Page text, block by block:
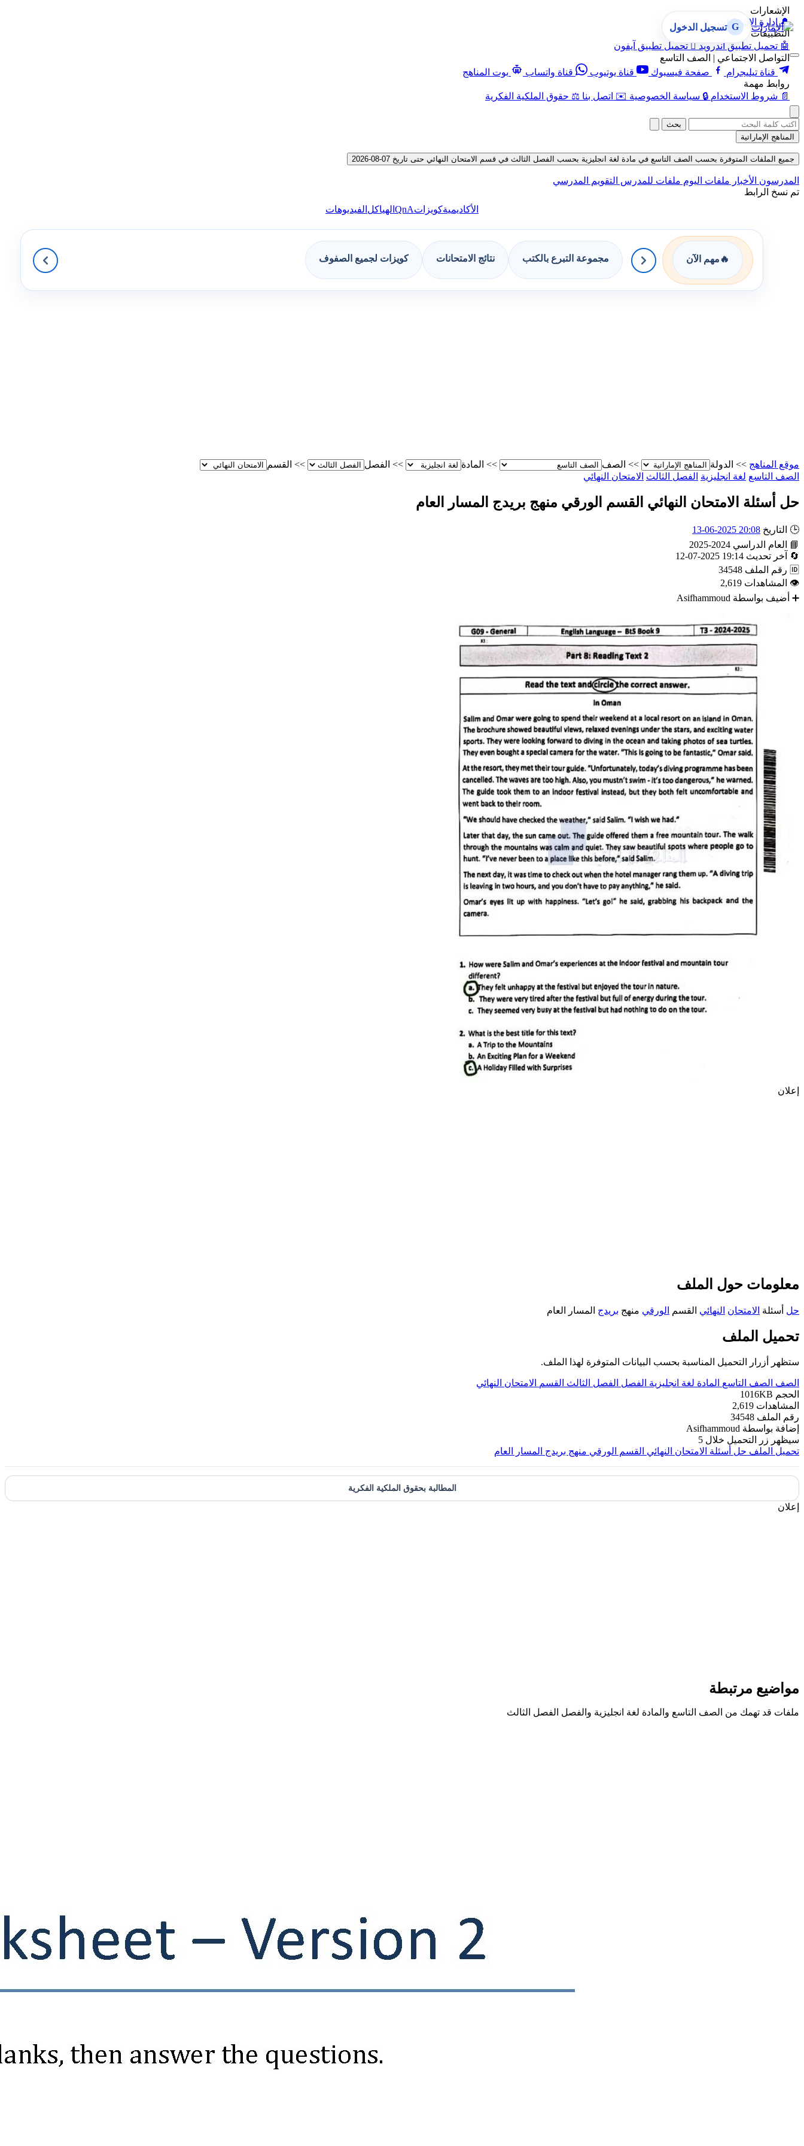
الإشعارات
🔔 إدارة الإشعارات
التطبيقات
🤖 تحميل تطبيق أندرويد  تحميل تطبيق آيفون
التواصل الاجتماعي | الصف التاسع
قناة تيليجرام
صفحة فيسبوك قناة يوتيوب قناة واتساب
بوت المناهج
روابط مهمة
📄 شروط الاستخدام 🔒 سياسة الخصوصية ✉️ اتصل بنا ⚖️ حقوق الملكية الفكرية
G تسجيل الدخول
بحث
المناهج الإماراتية
جميع الملفات المتوفرة بحسب الصف التاسع في مادة لغة انجليزية بحسب الفصل الثالث في قسم الامتحان النهائي حتى تاريخ 07-08-2026
المدرسون الأخبار ملفات اليوم ملفات للمدرس التقويم المدرسي
تم نسخ الرابط
الأكاديميةكويزاتQnA الهياكل الفيديوهات
🔥 مهم الآن مجموعة التبرع بالكتب نتائج الامتحانات كويزات لجميع الصفوف
موقع المناهج >> الدولة >> الصف >> المادة >> الفصل >> القسم
الصف التاسع لغة انجليزية الفصل الثالث الامتحان النهائي
حل أسئلة الامتحان النهائي القسم الورقي منهج بريدج المسار العام
🕒 التاريخ 20:08 2025-06-13
📘
العام الدراسي 2024-2025
🔄
آخر تحديث 19:14 2025-07-12
🆔 رقم الملف 34548
👁 المشاهدات 2,619
➕ أضيف بواسطة Asifhammoud
إعلان
معلومات حول الملف
حل أسئلة الامتحان النهائي القسم الورقي منهج بريدج المسار العام
تحميل الملف
ستظهر أزرار التحميل المناسبة بحسب البيانات المتوفرة لهذا الملف.
الصف الصف التاسع المادة لغة انجليزية الفصل الفصل الثالث القسم الامتحان النهائي
الحجم 1016KB
المشاهدات 2,619
رقم الملف 34548
إضافة بواسطة Asifhammoud
سيظهر زر التحميل خلال 5
تحميل الملف حل أسئلة الامتحان النهائي القسم الورقي منهج بريدج المسار العام
المطالبة بحقوق الملكية الفكرية
إعلان
مواضيع مرتبطة
ملفات قد تهمك من الصف التاسع والمادة لغة انجليزية والفصل الفصل الثالث